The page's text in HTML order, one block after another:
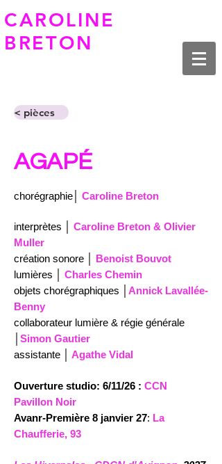
CAROLINE
BRETON
< pièces
AGAPÉ
chorégraphie│ Caroline Breton
interprètes │ Caroline Breton & Olivier
Muller
création sonore │ Benoist Bouvot
lumières │ Charles Chemin
objets chorégraphiques │ Annick Lavallée-
Benny
collaborateur lumière & régie générale
Simon Gautier
assistante │
Agathe Vidal
Ouverture studio: 6/11/26 : CCN
Pavillon Noir
Avanr-Première 8 janvier 27: La
Chaufferie, 93